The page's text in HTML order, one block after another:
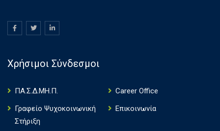
Χρήσιμοι Σύνδεσμοι
ΠΑ.Σ.Δ.ΜΗ.Π.
Career Office
Γραφείο Ψυχοκοινωνική
Στήριξη
Επικοινωνία